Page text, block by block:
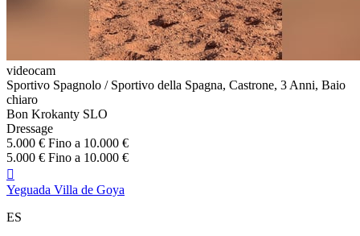
videocam
Sportivo Spagnolo / Sportivo della Spagna, Castrone, 3 Anni, Baio
chiaro
Bon Krokanty SLO
Dressage
5.000 € Fino a 10.000 €
5.000 € Fino a 10.000 €

Yeguada Villa de Goya
ES